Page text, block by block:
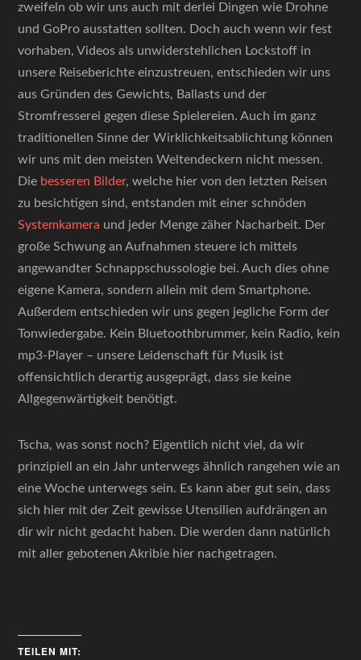
zweifeln ob wir uns auch mit derlei Dingen wie Drohne
und GoPro ausstatten sollten. Doch auch wenn wir fest
vorhaben, Videos als unwiderstehlichen Lockstoff in
unsere Reiseberichte einzustreuen, entschieden wir uns
aus Gründen des Gewichts, Ballasts und der
Stromfresserei gegen diese Spielereien. Auch im ganz
traditionellen Sinne der Wirklichkeitsablichtung können
wir uns mit den meisten Weltendeckern nicht messen.
Die besseren Bilder, welche hier von den letzten Reisen
zu besichtigen sind, entstanden mit einer schnöden
Systemkamera und jeder Menge zäher Nacharbeit. Der
große Schwung an Aufnahmen steuere ich mittels
angewandter Schnappschussologie bei. Auch dies ohne
eigene Kamera, sondern allein mit dem Smartphone.
Außerdem entschieden wir uns gegen jegliche Form der
Tonwiedergabe. Kein Bluetoothbrummer, kein Radio, kein
mp3-Player – unsere Leidenschaft für Musik ist
offensichtlich derartig ausgeprägt, dass sie keine
Allgegenwärtigkeit benötigt.
Tscha, was sonst noch? Eigentlich nicht viel, da wir
prinzipiell an ein Jahr unterwegs ähnlich rangehen wie an
eine Woche unterwegs sein. Es kann aber gut sein, dass
sich hier mit der Zeit gewisse Utensilien aufdrängen an
dir wir nicht gedacht haben. Die werden dann natürlich
mit aller gebotenen Akribie hier nachgetragen.
TEILEN MIT: